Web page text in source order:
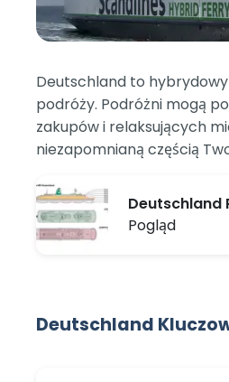
Deutschland to
podróży. Podróżni mogą
zakupów i relaksujących
niezapomnianą częścią
Deutschland
Pogląd
Deutschland